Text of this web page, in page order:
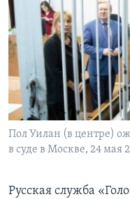
Learning English
СОЦИАЛЬНЫЕ СЕТИ
Языки
Пол Уилан (в центре)
в суде в Москве, 24 мая
Русская служба